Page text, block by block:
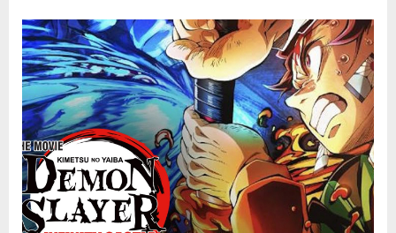
M
Slayer:
Kimetsu
no
Yaiba
Infinity
Castle
Part
1
Dapat
Rating